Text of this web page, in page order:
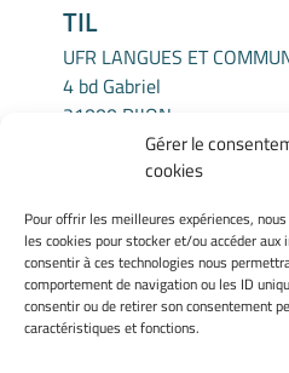
Gérer le
cookies
Pour offrir les meilleures expériences,
les cookies pour stocker et/ou accéder
consentir à ces technologies nous
comportement de navigation ou les ID
consentir ou de retirer son consentement
caractéristiques et fonctions.
TIL
UFR LANGUES ET
4 bd Gabriel
21000 DIJON
Mentions légales
Gérer mes cookies
Politique de cookies
Déclaration de